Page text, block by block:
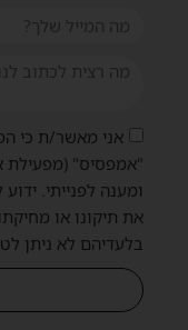
אני מאשר/ת כי
"אמפסיס" (מפעילת
ומענה לפנייתי.
את תיקונו או
בלעדיהם לא ניתן